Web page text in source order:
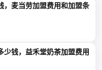
，麦当劳加盟费用和加盟条
少钱，益禾堂奶茶加盟费用